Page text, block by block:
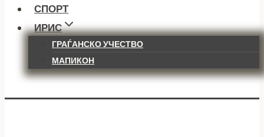
СПОРТ
ИРИС
ГРАЃАНСКО УЧЕСТВО
МАПИКОН